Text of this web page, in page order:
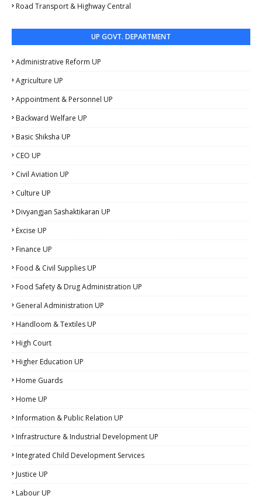
Road Transport & Highway Central
UP GOVT. DEPARTMENT
Administrative Reform UP
Agriculture UP
Appointment & Personnel UP
Backward Welfare UP
Basic Shiksha UP
CEO UP
Civil Aviation UP
Culture UP
Divyangjan Sashaktikaran UP
Excise UP
Finance UP
Food & Civil Supplies UP
Food Safety & Drug Administration UP
General Administration UP
Handloom & Textiles UP
High Court
Higher Education UP
Home Guards
Home UP
Information & Public Relation UP
Infrastructure & Industrial Development UP
Integrated Child Development Services
Justice UP
Labour UP